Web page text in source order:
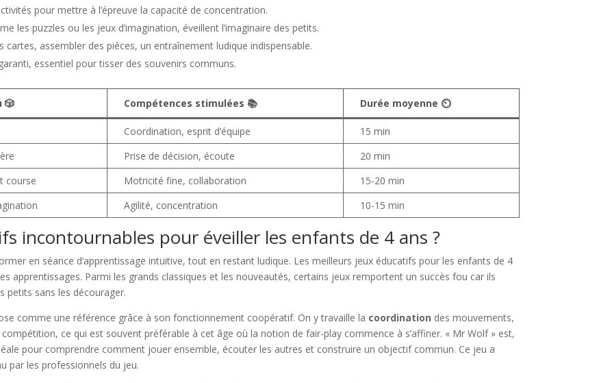
pour mettre à l’épreuve la capacité de concentration.
les puzzles ou les jeux d’imagination, éveillent l’imaginaire des petits.
cartes, assembler des pièces, un entraînement ludique indispensable.
essentiel pour tisser des souvenirs communs.
🎲 Compétences stimulées 📚 Durée moyenne ⏲️
Coordination, esprit d’équipe
15 min
Prise de décision, écoute
20 min
course Motricité fine, collaboration
15-20 min
Agilité, concentration 10-15 min
incontournables pour éveiller les enfants de 4 ans ?
en séance d’apprentissage intuitive, tout en restant ludique. Les meilleurs jeux éducatifs pour les enfants de 4
apprentissages. Parmi les grands classiques et les nouveautés, certains jeux remportent un succès fou car ils
petits sans les décourager.
comme une référence grâce à son fonctionnement coopératif. On y travaille la coordination des mouvements,
compétition, ce qui est souvent préférable à cet âge où la notion de fair-play commence à s’affiner. « Mr Wolf » est,
pour comprendre comment jouer ensemble, écouter les autres et construire un objectif commun. Ce jeu a
par les professionnels du jeu.